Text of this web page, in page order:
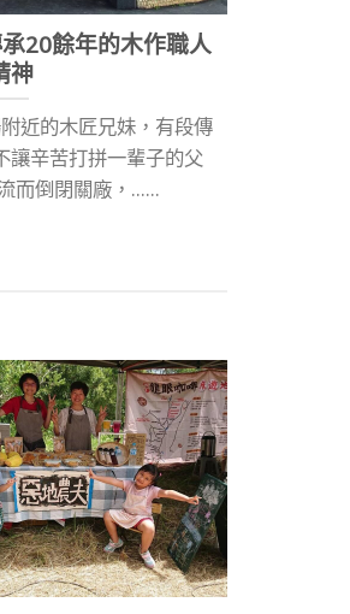
20餘年的木作職人
神
近的木匠兄妹，有段傳
讓辛苦打拼一輩子的父
而倒閉關廠，......